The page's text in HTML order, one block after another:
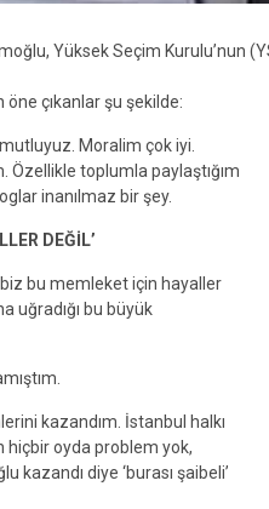
Yüksek Seçim Kurulu’nun
öne çıkanlar şu şekilde:
Moralim çok iyi.
toplumla paylaştığım
inanılmaz bir şey.
DEĞİL’
bu memleket için hayaller
uğradığı bu büyük
kazandım. İstanbul halkı
hiçbir oyda problem yok,
kazandı diye ‘burası şaibeli’